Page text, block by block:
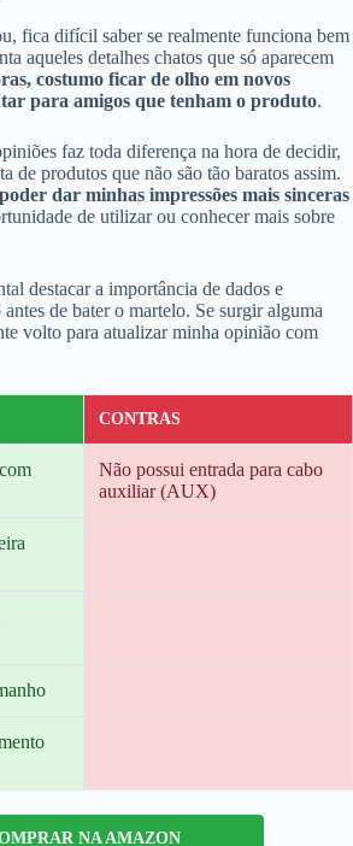
fica difícil saber se realmente funciona bem
aqueles detalhes chatos que só aparecem
costumo ficar de olho em novos
para amigos que tenham o produto.
faz toda diferença na hora de decidir,
de produtos que não são tão baratos assim.
dar minhas impressões mais sinceras
de utilizar ou conhecer mais sobre
destacar a importância de dados e
de bater o martelo. Se surgir alguma
volto para atualizar minha opinião com
CONTRAS
Não possui entrada para cabo
auxiliar (AUX)
NA AMAZON